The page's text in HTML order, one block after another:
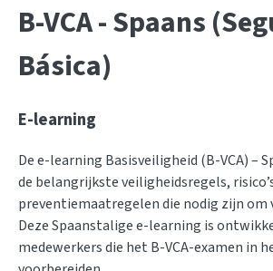
B-VCA - Spaans
Básica)
E-learning
De e-learning Basisveiligheid (B-VCA) –
de belangrijkste veiligheidsregels,
preventiemaatregelen die nodig zijn om
Deze Spaanstalige e-learning is
medewerkers die het B-VCA-examen in